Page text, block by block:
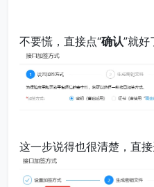
不要慌，直接点“确认”就好
这一步说得也很清楚，直接